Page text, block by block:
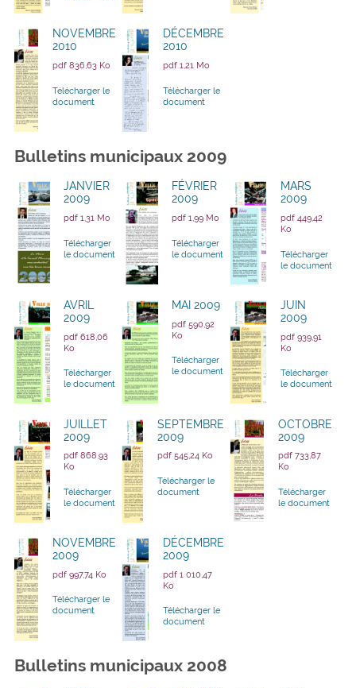
NOVEMBRE
2010
pdf 836,63 Ko
Télécharger le
document
DÉCEMBRE
2010
pdf 1,21 Mo
Télécharger le
document
Bulletins municipaux 2009
JANVIER
2009
pdf 1,31 Mo
Télécharger
le document
FÉVRIER
2009
pdf 1,99 Mo
Télécharger
le document
MARS
2009
pdf 449,42
Ko
Télécharger
le document
AVRIL
2009
pdf 618,06
Ko
Télécharger
le document
MAI 2009
pdf 590,92
Ko
Télécharger
le document
JUIN
2009
pdf 939,91
Ko
Télécharger
le document
JUILLET
2009
pdf 868,93
Ko
Télécharger
le document
SEPTEMBRE
2009
pdf 545,24 Ko
Télécharger le
document
OCTOBRE
2009
pdf 733,87
Ko
Télécharger
le document
NOVEMBRE
2009
pdf 997,74 Ko
Télécharger le
document
DÉCEMBRE
2009
pdf 1 010,47
Ko
Télécharger le
document
Bulletins municipaux 2008